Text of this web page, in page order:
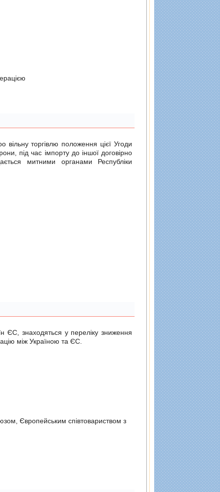
вільну торгівлю положення цієї Угоди
під час імпорту до іншої договірно
митними органами Республіки
ЄС, знаходяться у переліку зниження
між Україною та ЄС.
Європейським спiвтовариством з